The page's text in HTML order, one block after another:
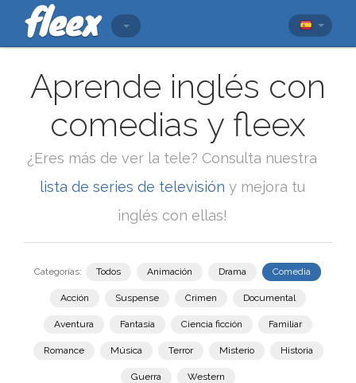
Aprende inglés con
comedias y fleex
¿Eres más de ver la tele? Consulta nuestra
lista de series de televisión y mejora tu
inglés con ellas!
Categorías: Todos Animación Drama Comedia
Acción Suspense Crimen Documental
Aventura Fantasía Ciencia ficción Familiar
Romance Música Terror Misterio Historia
Guerra Western